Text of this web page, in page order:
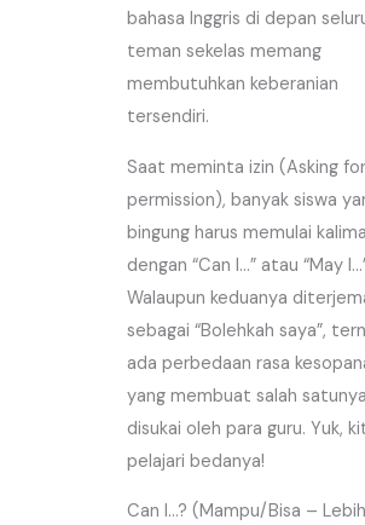
bahasa Inggris di depan
teman sekelas memang
membutuhkan keberanian
tersendiri.
Saat meminta izin (Asking for
permission), banyak siswa
bingung harus memulai
dengan “Can I…” atau “May
Walaupun keduanya
sebagai “Bolehkah saya”,
ada perbedaan rasa
yang membuat salah
disukai oleh para guru. Yuk,
pelajari bedanya!
Can I…? (Mampu/Bisa – Lebih